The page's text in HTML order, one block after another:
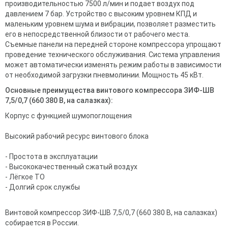
производительностью 7500 л/мин и подает воздух под
давлением 7 бар. Устройство с высоким уровнем КПД и
маленьким уровнем шума и вибрации, позволяет разместить
его в непосредственной близости от рабочего места.
Съемные панели на передней стороне компрессора упрощают
проведение технического обслуживания. Система управления
может автоматически изменять режим работы в зависимости
от необходимой загрузки пневмолинии. Мощность 45 кВт.
Основные преимущества винтового компрессора ЗИФ-ШВ
7,5/0,7 (660 380 В, на салазках):
Корпус с функцией шумопоглощения
Высокий рабочий ресурс винтового блока
- Простота в эксплуатации
- Высококачественный сжатый воздух
- Лёгкое ТО
- Долгий срок службы
Винтовой компрессор ЗИФ-ШВ 7,5/0,7 (660 380 В, на салазках)
собирается в России.